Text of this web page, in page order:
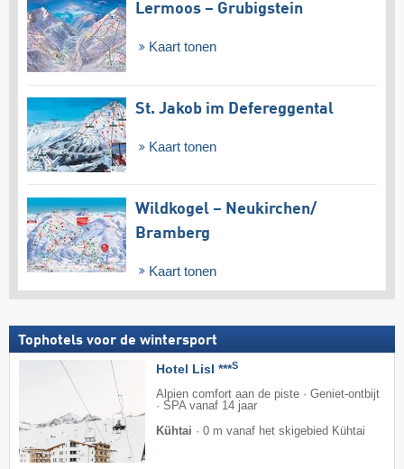
Lermoos – Grubigstein
Kaart tonen
St. Jakob im Defereggental
Kaart tonen
Wildkogel – Neukirchen/​
Bramberg
Kaart tonen
Tophotels voor de wintersport
Hotel Lisl ***S
Alpien comfort aan de piste · Geniet-ontbijt
· SPA vanaf 14 jaar
Kühtai · 0 m vanaf het skigebied Kühtai